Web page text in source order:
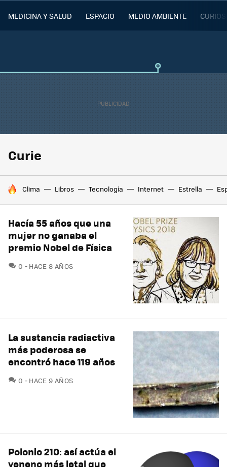
MEDICINA Y SALUD ESPACIO MEDIO AMBIENTE
Curie
HOY SE HABLA DE
Clima Libros Tecnología Internet Estrella
Hacía 55 años que una
mujer no ganaba el
premio Nobel de Física
0 COMENTARIOS
HACE 8 AÑOS
La sustancia radiactiva
más poderosa se
encontró hace 119 años
0 COMENTARIOS
HACE 9 AÑOS
Polonio 210: así actúa el
veneno más letal que